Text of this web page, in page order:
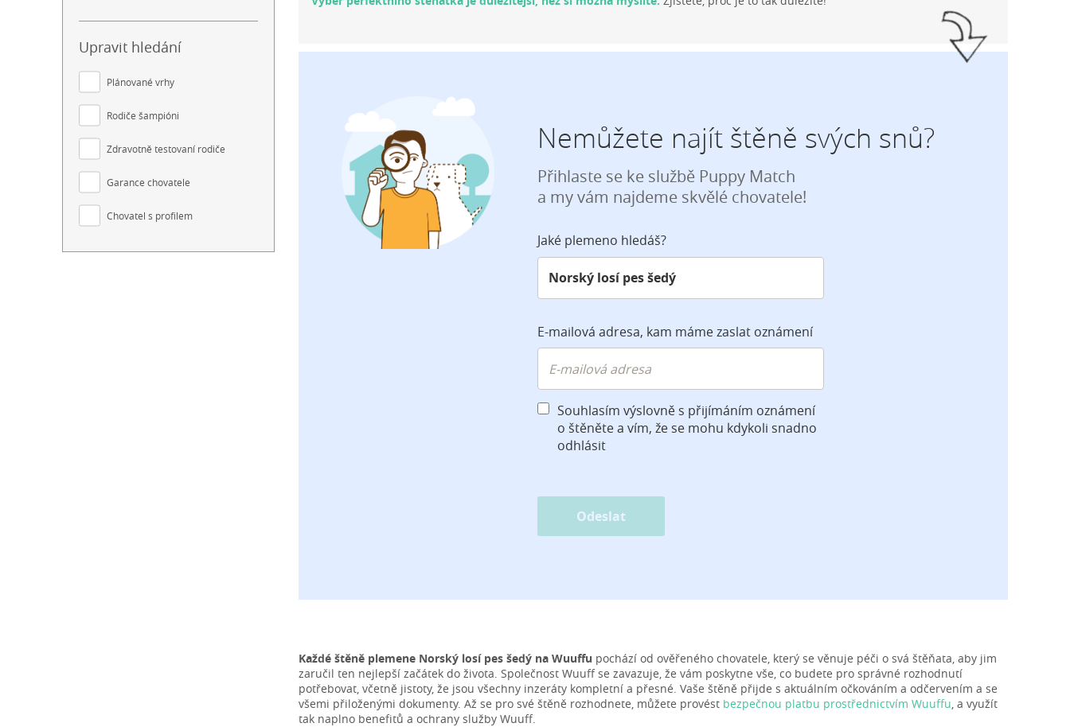
Upravit hledání
Plánované vrhy
Rodiče šampióni
Zdravotně testovaní rodiče
Garance chovatele
Chovatel s profilem
Nemůžete najít štěně svých snů?
Přihlaste se ke službě Puppy Match
a my vám najdeme skvělé chovatele!
Jaké plemeno hledáš?
E-mailová adresa, kam máme zaslat oznámení
Souhlasím výslovně s přijímáním oznámení
o štěněte a vím, že se mohu kdykoli snadno
odhlásit
Odeslat
Každé štěně plemene Norský losí pes šedý na Wuuffu pochází od ověřeného chovatele, který se věnuje péči o svá štěňata, aby jim
zaručil ten nejlepší začátek do života. Společnost Wuuff se zavazuje, že vám poskytne vše, co budete pro správné rozhodnutí
potřebovat, včetně jistoty, že jsou všechny inzeráty kompletní a přesné. Vaše štěně přijde s aktuálním očkováním a odčervením a se
všemi přiloženými dokumenty. Až se pro své štěně rozhodnete, můžete provést bezpečnou platbu prostřednictvím Wuuffu, a využít
tak naplno benefitů a ochrany služby Wuuff.